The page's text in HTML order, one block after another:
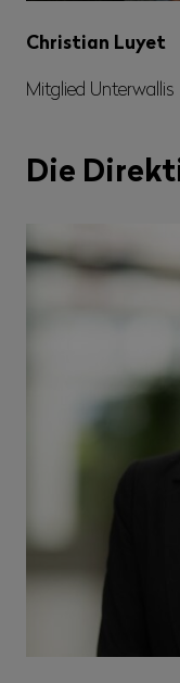
Christian Luyet
Mitglied Unterwallis
Die